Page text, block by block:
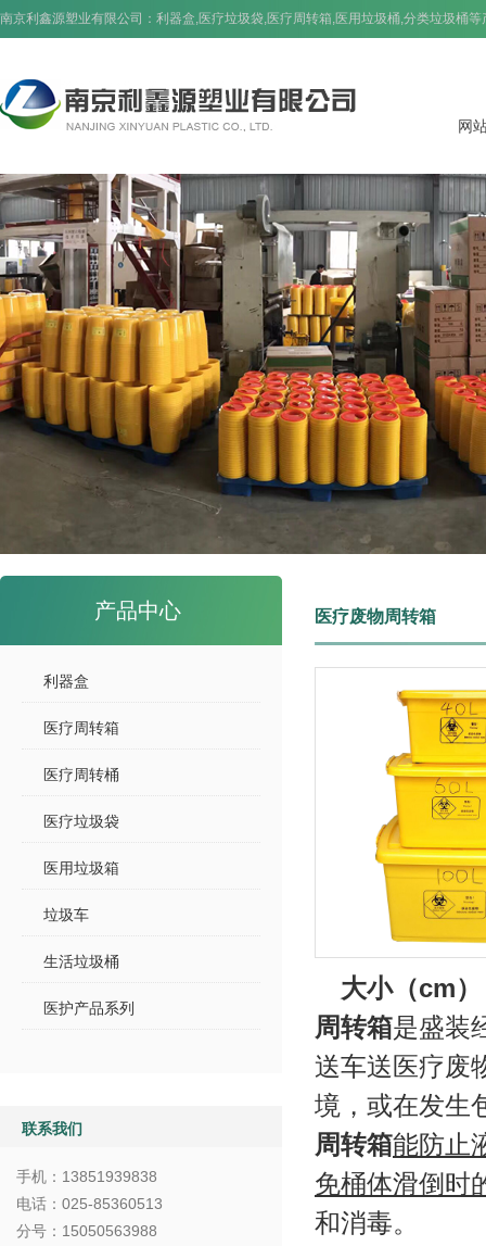
南京利鑫源塑业有限公司： 利器盒,医疗垃圾袋,医疗周转箱,医用垃圾桶,分类垃圾桶等
网
产品中心
利器盒
医疗周转箱
医疗周转桶
医疗垃圾袋
医用垃圾箱
垃圾车
生活垃圾桶
医护产品系列
联系我们
手机： 13851939838
电话：025-85360513
分号：15050563988
医疗废物周转箱
大小（cm
周转箱是盛装
送车送医疗废
境，或在发生
周转箱能防止
免桶体滑倒时
和消毒。